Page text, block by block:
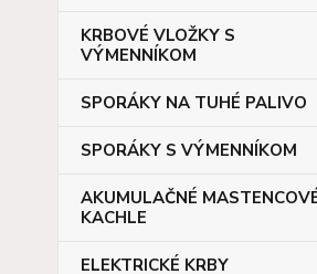
KRBOVÉ VLOŽKY S
VÝMENNÍKOM
SPORÁKY NA TUHÉ PALIVO
SPORÁKY S VÝMENNÍKOM
AKUMULAČNÉ
KACHLE
ELEKTRICKÉ KRBY